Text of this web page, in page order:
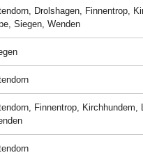
Drolshagen, Finnentrop,
Siegen, Wenden
Finnentrop, Kirchhundem,